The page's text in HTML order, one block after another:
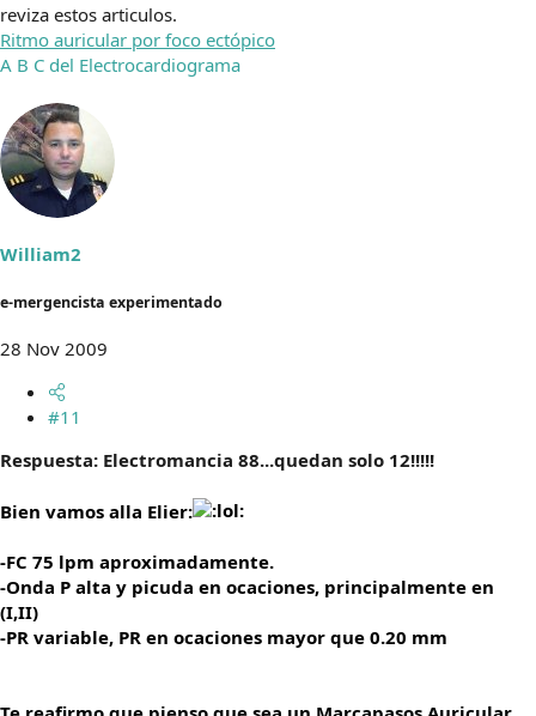
reviza estos articulos.
Ritmo auricular por foco ectópico
A B C del Electrocardiograma
William2
e-mergencista experimentado
28 Nov 2009
#11
Respuesta: Electromancia 88...quedan solo 12!!!!!
Bien vamos alla Elier:
-FC 75 lpm aproximadamente.
-Onda P alta y picuda en ocaciones, principalmente en
(I,II)
-PR variable, PR en ocaciones mayor que 0.20 mm